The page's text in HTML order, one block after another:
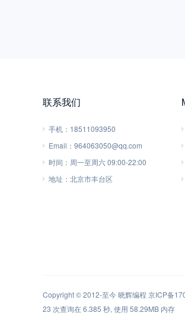
联系我们
手机： 18511093950
Email： 964063050@qq.com
时间： 周一至周六 09:00-22:00
地址： 北京市丰台区
Copyright © 2012-至今晓辉编程 京ICP备
23 次查询在 6.385 秒, 使用 58.29MB 内存